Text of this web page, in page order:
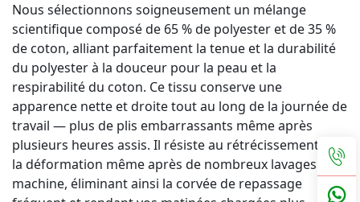
Nous sélectionnons soigneusement un mélange
scientifique composé de 65 % de polyester et de 35 %
de coton, alliant parfaitement la tenue et la durabilité
du polyester à la douceur pour la peau et la
respirabilité du coton. Ce tissu conserve une
apparence nette et droite tout au long de la journée de
travail — plus de plis embarrassants même après
plusieurs heures assis. Il résiste au rétrécissement et à
la déformation même après de nombreux lavages en
machine, éliminant ainsi la corvée de repassage